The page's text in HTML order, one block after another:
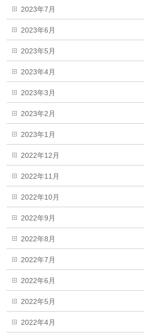
2023年7月
2023年6月
2023年5月
2023年4月
2023年3月
2023年2月
2023年1月
2022年12月
2022年11月
2022年10月
2022年9月
2022年8月
2022年7月
2022年6月
2022年5月
2022年4月